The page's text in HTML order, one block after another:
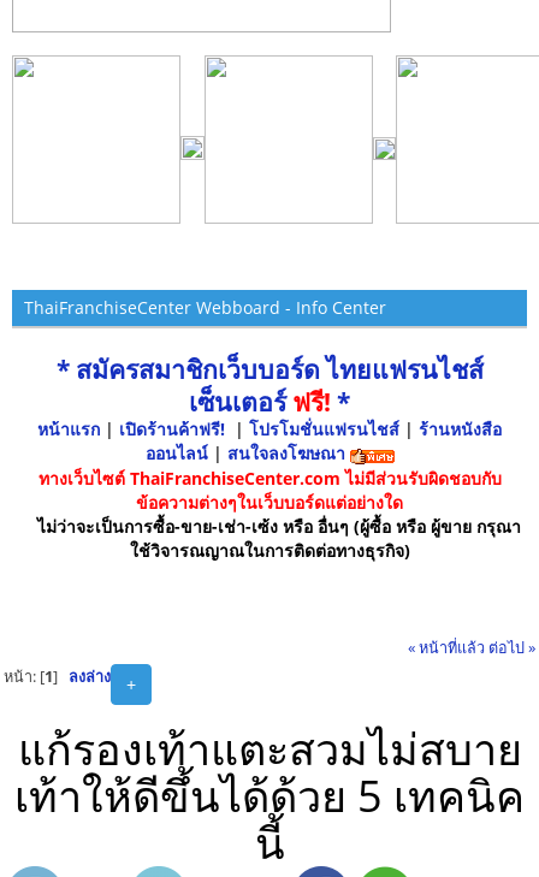
ThaiFranchiseCenter Webboard - Info Center
* สมัครสมาชิกเว็บบอร์ด ไทยแฟรนไชส์
เซ็นเตอร์ฟรี! *
หน้าแรก | เปิดร้านค้าฟรี! | โปรโมชั่นแฟรนไชส์ | ร้านหนังสือ
ออนไลน์ | สนใจลงโฆษณา
ทางเว็บไซต์ ThaiFranchiseCenter.com ไม่มีส่วนรับผิดชอบกับ
ข้อความต่างๆในเว็บบอร์ดแต่อย่างใด
ไม่ว่าจะเป็นการซื้อ-ขาย-เช่า-เซ้ง หรือ อื่นๆ (ผู้ซื้อ หรือ ผู้ขาย กรุณา
ใช้วิจารณญาณในการติดต่อทางธุรกิจ)
« หน้าที่แล้ว ต่อไป »
+
หน้า: [1] ลงล่าง
แก้รองเท้าแตะสวมไม่สบาย
เท้าให้ดีขึ้นได้ด้วย 5 เทคนิค
นี้